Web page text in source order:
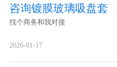
咨询镀膜玻璃吸盘套
找个商务和我对接
2026-01-17